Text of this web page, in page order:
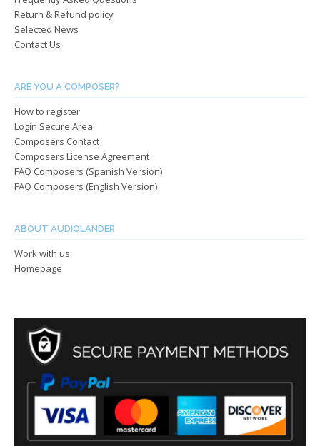
Return & Refund policy
Selected News
Contact Us
ARE YOU A COMPOSER?
How to register
Login Secure Area
Composers Contact
Composers License Agreement
FAQ Composers (Spanish Version)
FAQ Composers (English Version)
ABOUT AUDIOLANDER
Work with us
Homepage